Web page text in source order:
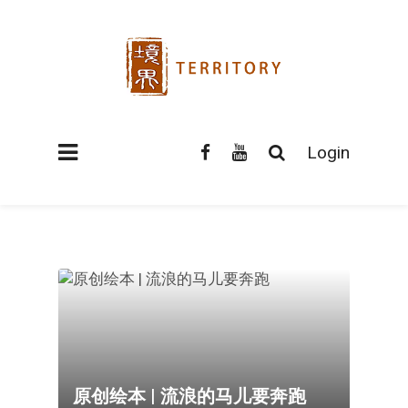
Login
原创绘本 | 流浪的马儿要奔跑